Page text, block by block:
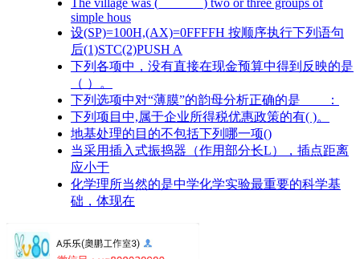
simple hous
设(SP)=100H,(AX)=0FFFFH 按顺序执行下列语句
后(1)STC(2)PUSH A
下列各项中，没有直接在现金预算中得到反映的是
（ ）。
下列选项中对“薄膜”的韵母分析正确的是____：
下列项目中,属于企业所得税优惠政策的有( )。
地基处理的目的不包括下列哪一项()
当采用插入式振捣器（作用部分长L），插点距离
应小于
化学理所当然的是中学化学实验最重要的科学基
础，体现在